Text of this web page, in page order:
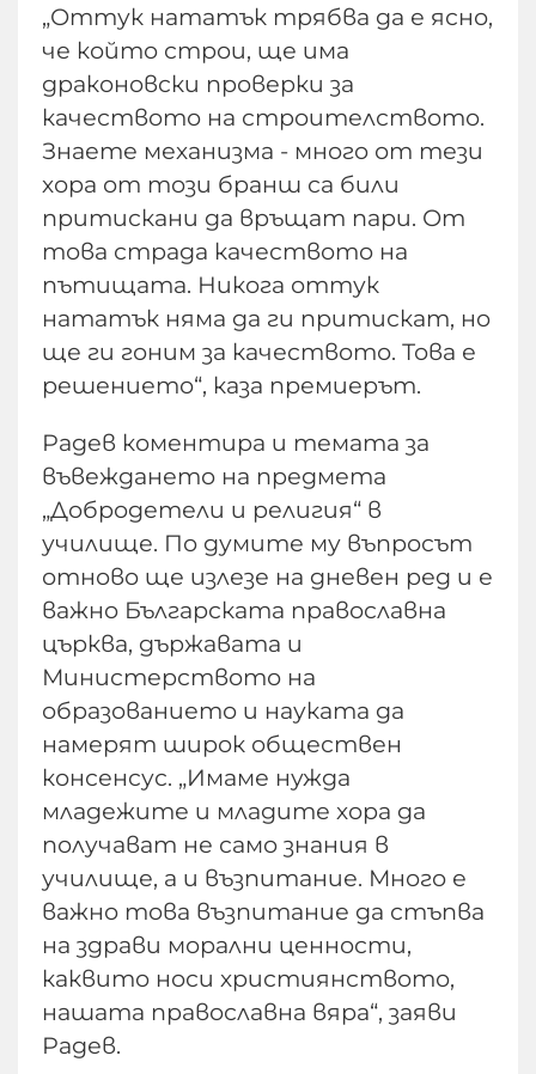
„Оттук нататък трябва да е ясно,
че който строи, ще има
драконовски проверки за
качеството на строителството.
Знаете механизма - много от тези
хора от този бранш са били
притискани да връщат пари. От
това страда качеството на
пътищата. Никога оттук
нататък няма да ги притискат, но
ще ги гоним за качеството. Това е
решението“, каза премиерът.
Радев коментира и темата за
въвеждането на предмета
„Добродетели и религия“ в
училище. По думите му въпросът
отново ще излезе на дневен ред и е
важно Българската православна
църква, държавата и
Министерството на
образованието и науката да
намерят широк обществен
консенсус. „Имаме нужда
младежите и младите хора да
получават не само знания в
училище, а и възпитание. Много е
важно това възпитание да стъпва
на здрави морални ценности,
каквито носи християнството,
нашата православна вяра“, заяви
Радев.